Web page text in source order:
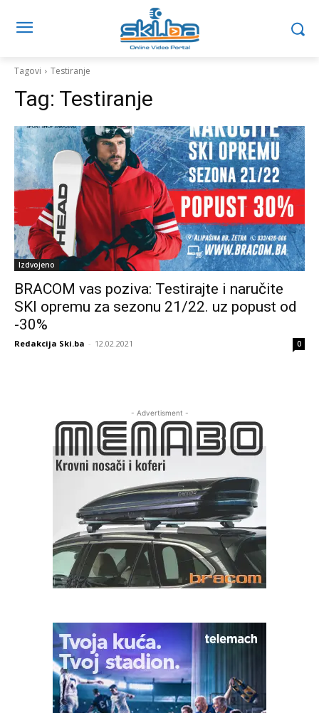
Tagovi Testiranje
Tag: Testiranje
Izdvojeno
BRACOM vas poziva: Testirajte i naručite
SKI opremu za sezonu 21/22. uz popust od
-30%
Redakcija Ski.ba - 12.02.2021 0
- Advertisment -